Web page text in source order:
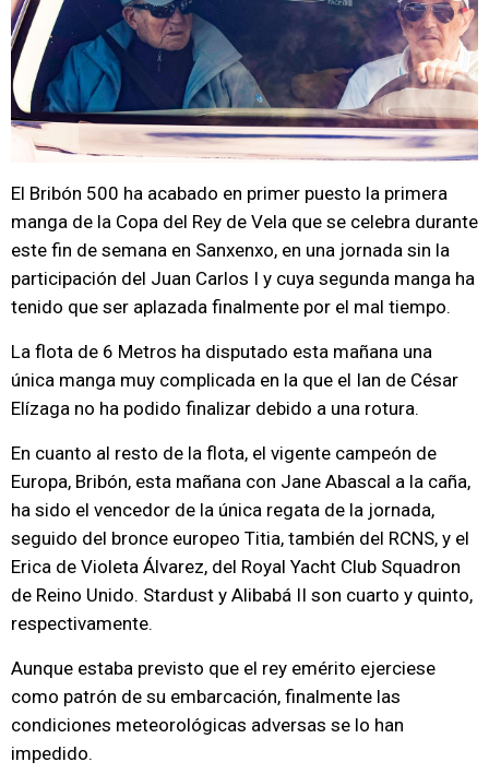
El Bribón 500 ha acabado en primer puesto la primera
manga de la Copa del Rey de Vela que se celebra durante
este fin de semana en Sanxenxo, en una jornada sin la
participación del Juan Carlos I y cuya segunda manga ha
tenido que ser aplazada finalmente por el mal tiempo.
La flota de 6 Metros ha disputado esta mañana una
única manga muy complicada en la que el Ian de César
Elízaga no ha podido finalizar debido a una rotura.
En cuanto al resto de la flota, el vigente campeón de
Europa, Bribón, esta mañana con Jane Abascal a la caña,
ha sido el vencedor de la única regata de la jornada,
seguido del bronce europeo Titia, también del RCNS, y el
Erica de Violeta Álvarez, del Royal Yacht Club Squadron
de Reino Unido. Stardust y Alibabá II son cuarto y quinto,
respectivamente.
Aunque estaba previsto que el rey emérito ejerciese
como patrón de su embarcación, finalmente las
condiciones meteorológicas adversas se lo han
impedido.